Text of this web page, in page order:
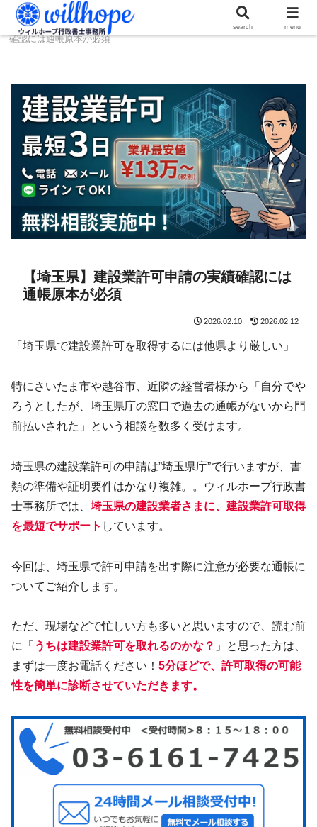
ホーム 建設コラム
【埼玉県】建設業許可申請の実績
確認には通帳原本が必須
【埼玉県】建設業許可申請の実績確認には
通帳原本が必須
2026.02.10 2026.02.12
「埼玉県で建設業許可を取得するには他県より厳しい」
特にさいたま市や越谷市、近隣の経営者様から「自分でや
ろうとしたが、埼玉県庁の窓口で過去の通帳がないから門
前払いされた」という相談を数多く受けます。
埼玉県の建設業許可の申請は”埼玉県庁”で行いますが、書
類の準備や証明要件はかなり複雑。。ウィルホープ行政書
士事務所では、 埼玉県の建設業者さまに、建設業許可取得
を最短でサポート しています。
今回は、埼玉県で許可申請を出す際に注意が必要な通帳に
ついてご紹介します。
ただ、現場などで忙しい方も多いと思いますので、読む前
に「 うちは建設業許可を取れるのかな？ 」と思った方は、
まずは一度お電話ください！ 5分ほどで、許可取得の可能
性を簡単に診断させていただきます。
search menu